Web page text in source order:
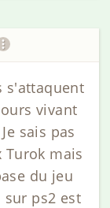
s'attaquent
vivant
sais pas
Turok mais
du jeu
ps2 est